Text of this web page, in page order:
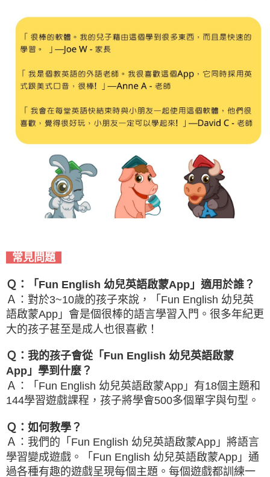
常見問題
Ｑ：「Fun English 幼兒英語啟蒙App」適用於誰？
Ａ：對於3~10歲的孩子來說，「Fun English 幼兒英
語啟蒙App」會是個很棒的語言學習入門。很多年紀更
大的孩子甚至是成人也很喜歡！
Ｑ：我的孩子會從「Fun English 幼兒英語啟蒙
App」學到什麼？
Ａ：「Fun English 幼兒英語啟蒙App」有18個主題和
144學習遊戲課程，孩子將學會500多個單字與句型。
Ｑ：如何教學？
Ａ：我們的「Fun English 幼兒英語啟蒙App」將語言
學習變成遊戲。「Fun English 幼兒英語啟蒙App」通
過各種有趣的遊戲呈現每個主題。每個遊戲都訓練一